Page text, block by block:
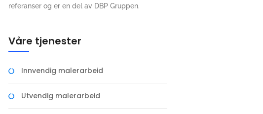
referanser og er en del av DBP Gruppen.
Våre tjenester​
Innvendig malerarbeid
Utvendig malerarbeid